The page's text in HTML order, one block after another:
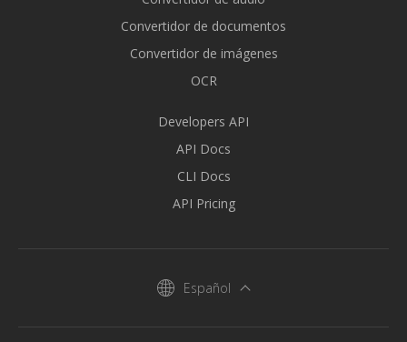
Convertidor de documentos
Convertidor de imágenes
OCR
Developers API
API Docs
CLI Docs
API Pricing
Español